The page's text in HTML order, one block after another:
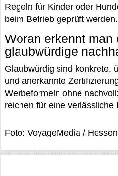
Regeln für Kinder oder
beim Betrieb geprüft werden.
Woran erkennt man
glaubwürdige
Glaubwürdig sind konkrete,
und anerkannte
Werbeformeln ohne
reichen für eine verlässliche
Foto: VoyageMedia /